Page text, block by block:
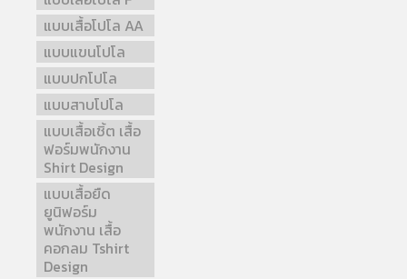
แบบเสื้อโปโล AA
แบบแขนโปโล
แบบปกโปโล
แบบสาบโปโล
แบบเสื้อเชิ้ต เสื้อ
ฟอร์มพนักงาน
Shirt Design
แบบเสื้อยืด
ยูนิฟอร์ม
พนักงาน เสื้อ
คอกลม Tshirt
Design